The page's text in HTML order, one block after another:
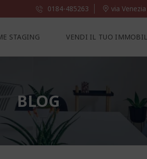
0184-485263 via
STAGING VENDI IL TUO
BLOG